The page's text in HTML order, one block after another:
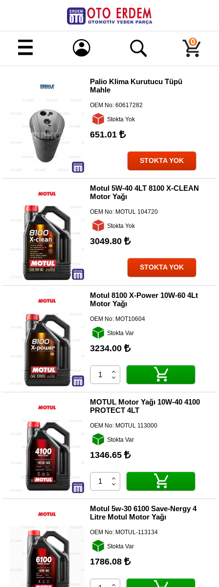
Merhaba!
Giriş
Kayıt
Kampanyalı
Kategoriler
Renault
Yedek
TOFAŞ
Yedek
Silecek
0
Palio Klima Kurutucu Tüpü
Mahle
OEM No:60617282
Stokta Yok
651.01
STOKTA YOK
Motul 5W-40 4LT 8100 X-CLEAN
Motor Yağı
OEM No: MOTUL 104720
Stokta Yok
3049.80
STOKTA YOK
Motul 8100 X-Power 10W-60 4Lt
Motor Yağı
OEM No: MOT10604
Stokta Var
3234.00
MOTUL Motor Yağı 10W-40 4100
PROTECT 4LT
OEM No: MOTUL 113000
Stokta Var
1346.65
Motul 5w-30 6100 Save-Nergy 4
Litre Motul Motor Yağı
OEM No: MOTUL-113134
Stokta Var
1786.08